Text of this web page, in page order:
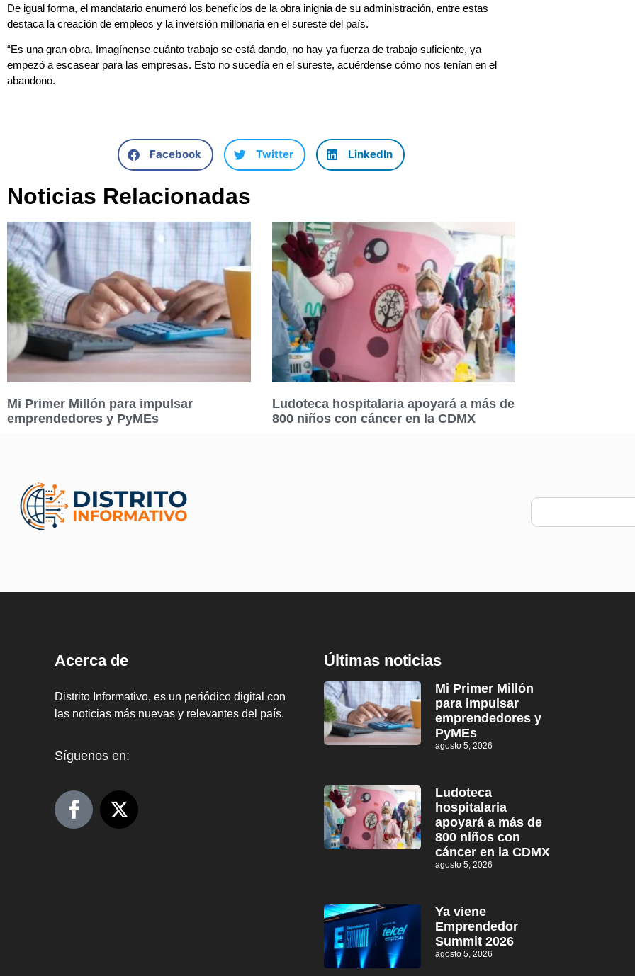
De igual forma, el mandatario enumeró los beneficios de la obra inignia de su administración, entre estas
destaca la creación de empleos y la inversión millonaria en el sureste del país.
“Es una gran obra. Imagínense cuánto trabajo se está dando, no hay ya fuerza de trabajo suficiente, ya
empezó a escasear para las empresas. Esto no sucedía en el sureste, acuérdense cómo nos tenían en el
abandono.
Facebook Twitter LinkedIn
Noticias Relacionadas
Mi Primer Millón para impulsar
emprendedores y PyMEs
Ludoteca hospitalaria apoyará a más de
800 niños con cáncer en la CDMX
Acerca de
Distrito Informativo, es un periódico digital con
las noticias más nuevas y relevantes del país.
Síguenos en:
Últimas noticias
Mi Primer Millón
para impulsar
emprendedores y
PyMEs
agosto 5, 2026
Ludoteca
hospitalaria
apoyará a más de
800 niños con
cáncer en la CDMX
agosto 5, 2026
Ya viene
Emprendedor
Summit 2026
agosto 5, 2026